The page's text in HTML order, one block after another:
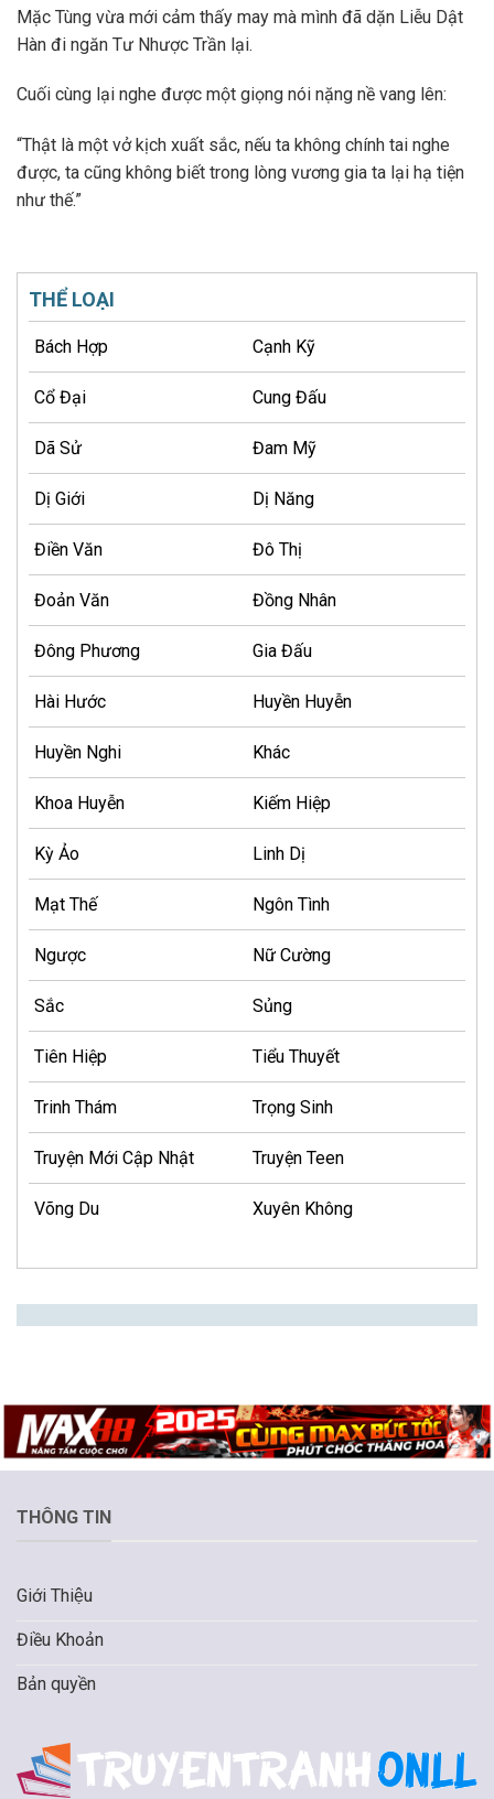
Mặc Tùng vừa mới cảm thấy may mà mình đã dặn Liễu Dật
Hàn đi ngăn Tư Nhược Trần lại.
Cuối cùng lại nghe được một giọng nói nặng nề vang lên:
“Thật là một vở kịch xuất sắc, nếu ta không chính tai nghe
được, ta cũng không biết trong lòng vương gia ta lại hạ tiện
như thế.”
THỂ LOẠI
Bách Hợp Cạnh Kỹ
Cổ Đại Cung Đấu
Dã Sử Đam Mỹ
Dị Giới Dị Năng
Điền Văn Đô Thị
Đoản Văn Đồng Nhân
Đông Phương Gia Đấu
Hài Hước Huyền Huyễn
Huyền Nghi Khác
Khoa Huyễn Kiếm Hiệp
Kỳ Ảo Linh Dị
Mạt Thế Ngôn Tình
Ngược Nữ Cường
Sắc Sủng
Tiên Hiệp Tiểu Thuyết
Trinh Thám Trọng Sinh
Truyện Mới Cập Nhật Truyện Teen
Võng Du Xuyên Không
THÔNG TIN
Giới Thiệu
Điều Khoản
Bản quyền